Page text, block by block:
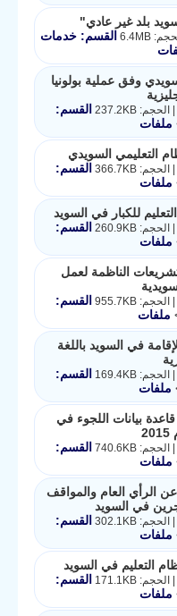
بلد غير عادي"
القسم: خدمات
وفق عملية بولونيا
القسم:
ملفات
التعليمي السويدي
القسم:
ملفات
للكبار في السويد
القسم:
ملفات
الناظمة لعمل
القسم:
ملفات
في السويد باللغة
القسم:
ملفات
قاعدة بيانات اللجوء في
القسم:
ملفات
الرأي العام والمواقف
في السويد
القسم:
ملفات
التعليم في السويد
القسم:
ملفات